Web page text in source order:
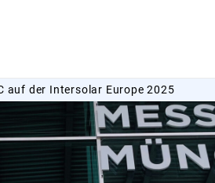
auf der Intersolar Europe 2025